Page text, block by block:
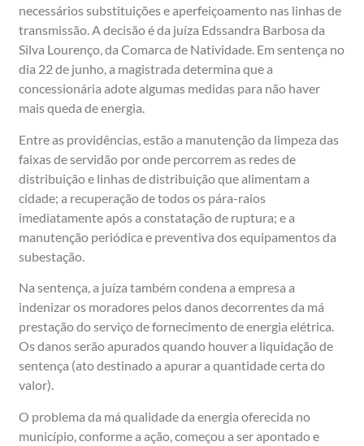
necessários substituições e aperfeiçoamento nas linhas de
transmissão. A decisão é da juíza Edssandra Barbosa da
Silva Lourenço, da Comarca de Natividade. Em sentença no
dia 22 de junho, a magistrada determina que a
concessionária adote algumas medidas para não haver
mais queda de energia.
Entre as providências, estão a manutenção da limpeza das
faixas de servidão por onde percorrem as redes de
distribuição e linhas de distribuição que alimentam a
cidade; a recuperação de todos os pára-raios
imediatamente após a constatação de ruptura; e a
manutenção periódica e preventiva dos equipamentos da
subestação.
Na sentença, a juíza também condena a empresa a
indenizar os moradores pelos danos decorrentes da má
prestação do serviço de fornecimento de energia elétrica.
Os danos serão apurados quando houver a liquidação de
sentença (ato destinado a apurar a quantidade certa do
valor).
O problema da má qualidade da energia oferecida no
município, conforme a ação, começou a ser apontado e